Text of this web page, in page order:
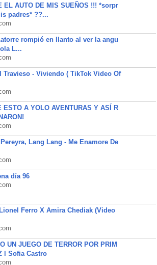
EL AUTO DE MIS SUEÑOS !!! *sorpr
padres* ??...
rompió en llanto al ver la angu
L...
Travieso - Viviendo ( TikTok Video Of
ESTO A YOLO AVENTURAS Y ASÍ R
Lang Lang - Me Enamore De
día 96
Ferro X Amira Chediak (Video
UN JUEGO DE TERROR POR PRIM
l Sofia Castro